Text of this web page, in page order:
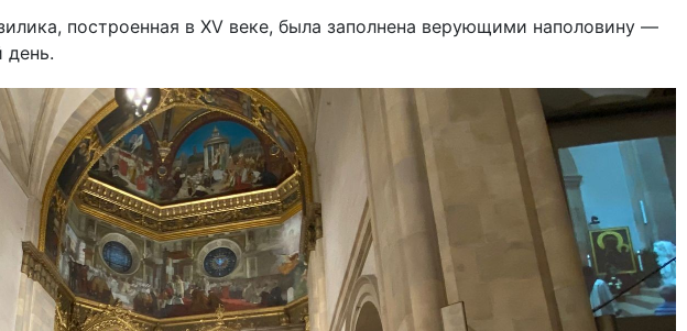
построенная в XV веке, была заполнена верующими наполовину —
день.